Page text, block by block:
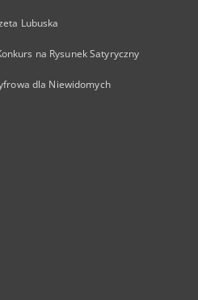
Lubuska
na Rysunek Satyryczny
dla Niewidomych